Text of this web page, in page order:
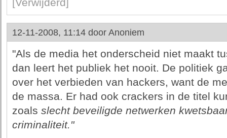
[Verwijderd]
12-11-2008, 11:14 door Anoniem
"Als de media het onderscheid niet maakt
dan leert het publiek het nooit. De politiek
over het verbieden van hackers, want de
de massa. Er had ook crackers in de titel
zoals slecht beveiligde netwerken
criminaliteit."